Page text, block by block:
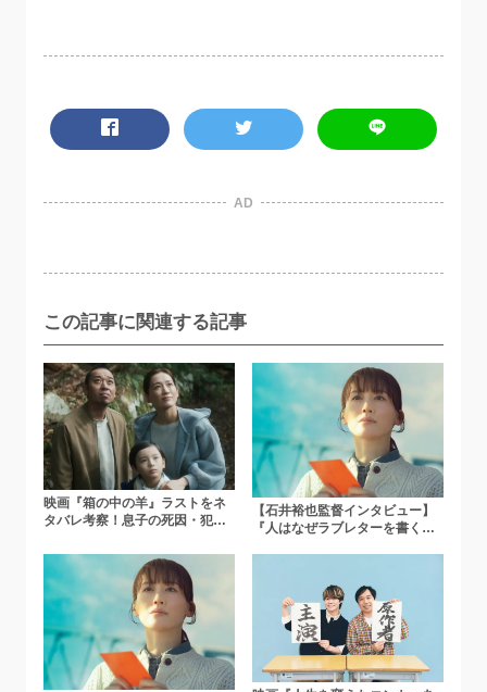
AD
この記事に関連する記事
映画『箱の中の羊』ラストをネ
タバレ考察！息子の死因・犯人
【綾瀬はるか✕大吾】
【石井裕也監督インタビュー】
『人はなぜラブレターを書くの